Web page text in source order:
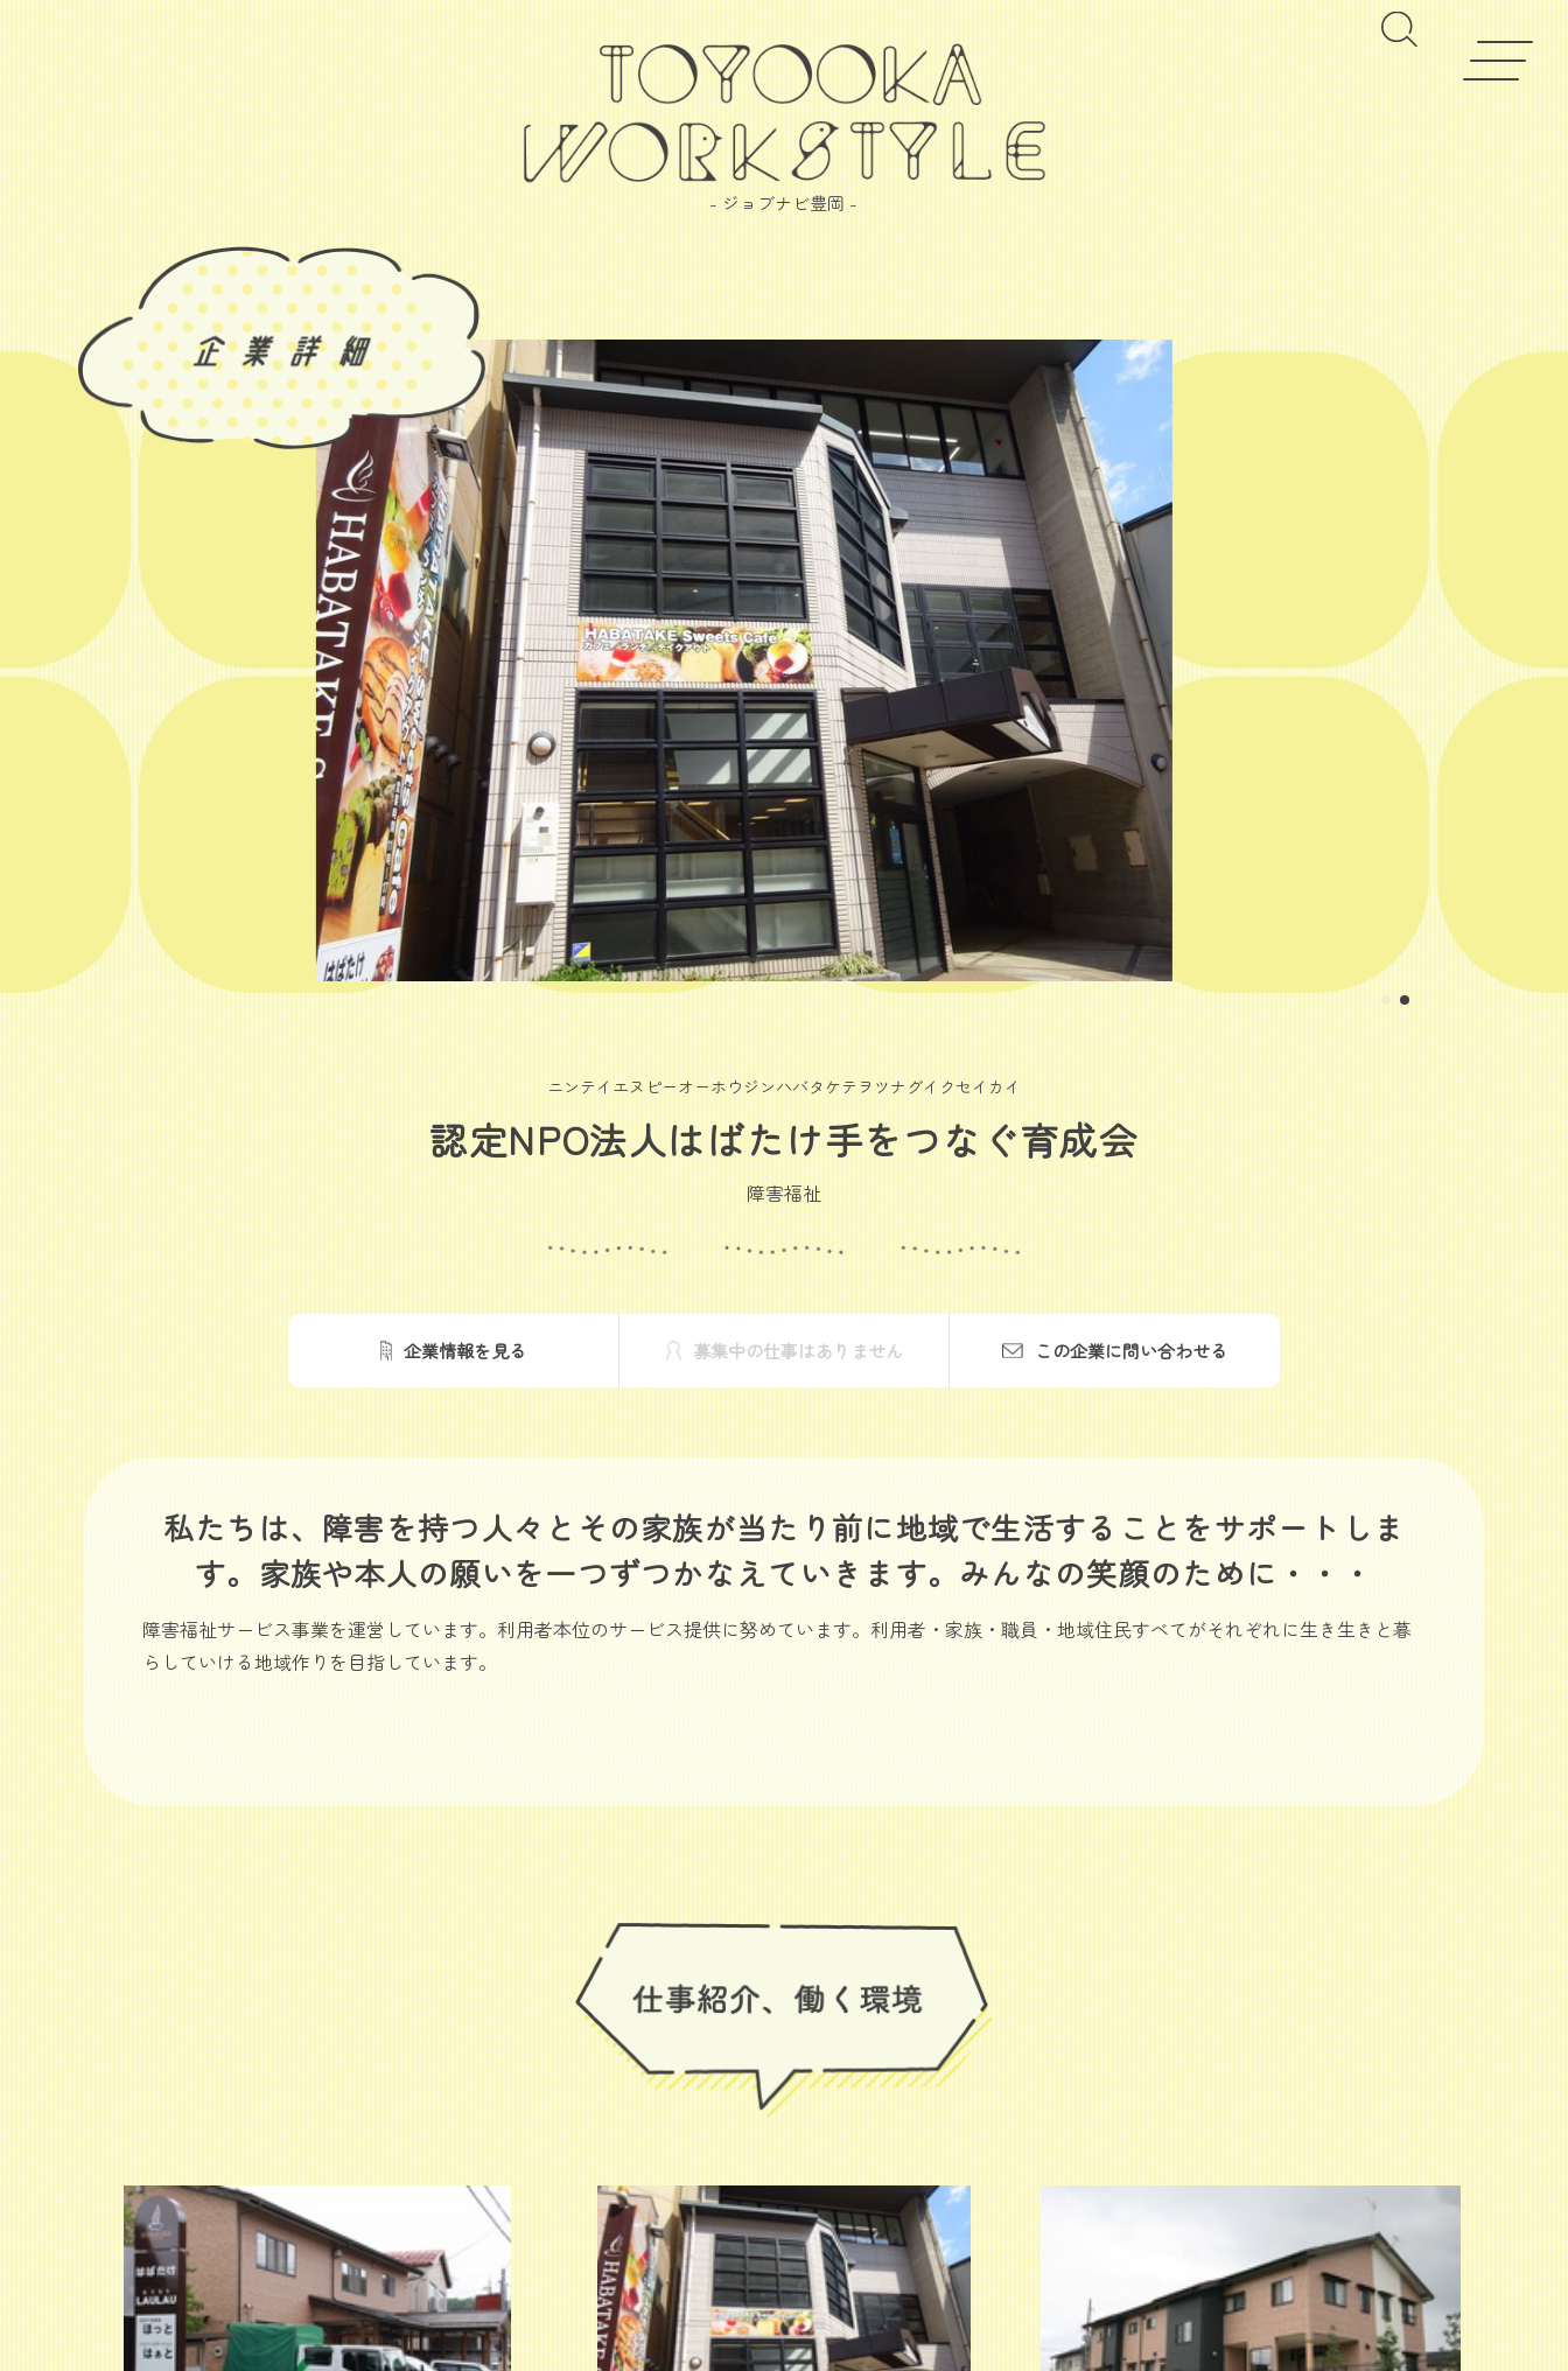
- ジョブナビ豊岡 -
ニンテイエヌピーオーホウジンハバタケテヲツナグイクセイカイ
認定NPO法人はばたけ手をつなぐ育成会
障害福祉
企業情報を見る 募集中の仕事はありません この企業に問い合わせる
私たちは、障害を持つ人々とその家族が当たり前に地域で生活することをサポートしま
す。家族や本人の願いを一つずつかなえていきます。みんなの笑顔のために・・・
障害福祉サービス事業を運営しています。利用者本位のサービス提供に努めています。利用者・家族・職員・地域住民すべてがそれぞれに生き生きと暮
らしていける地域作りを目指しています。